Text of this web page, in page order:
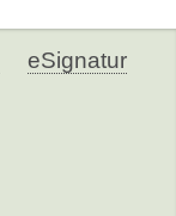
eSignatur